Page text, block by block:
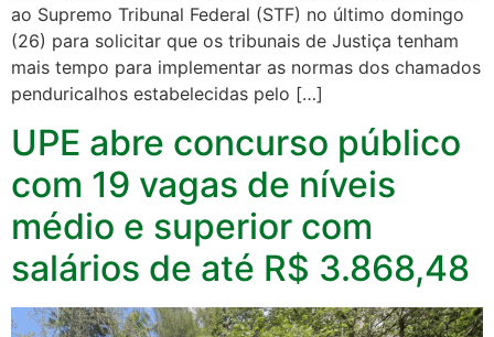
ao Supremo Tribunal Federal (STF) no último domingo
(26) para solicitar que os tribunais de Justiça tenham
mais tempo para implementar as normas dos chamados
penduricalhos estabelecidas pelo […]
UPE abre concurso público
com 19 vagas de níveis
médio e superior com
salários de até R$ 3.868,48